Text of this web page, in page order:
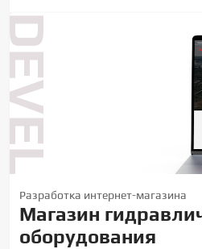
Разработка интернет-магазина
Магазин
оборудования